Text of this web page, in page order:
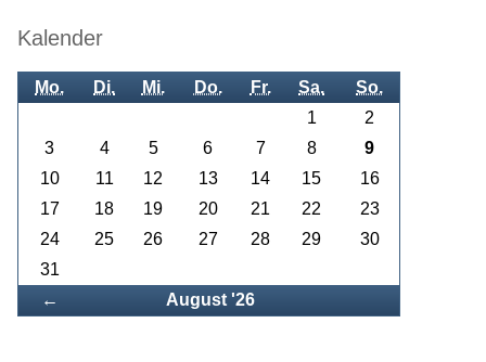
Kalender
Mo. Di. Mi. Do. Fr. Sa. So.
← August '26
1
2
3
4 5 6 7 8
9
10
11 12 13 14 15
16
17
18 19 20 21 22
23
24
25 26 27 28 29
30
31